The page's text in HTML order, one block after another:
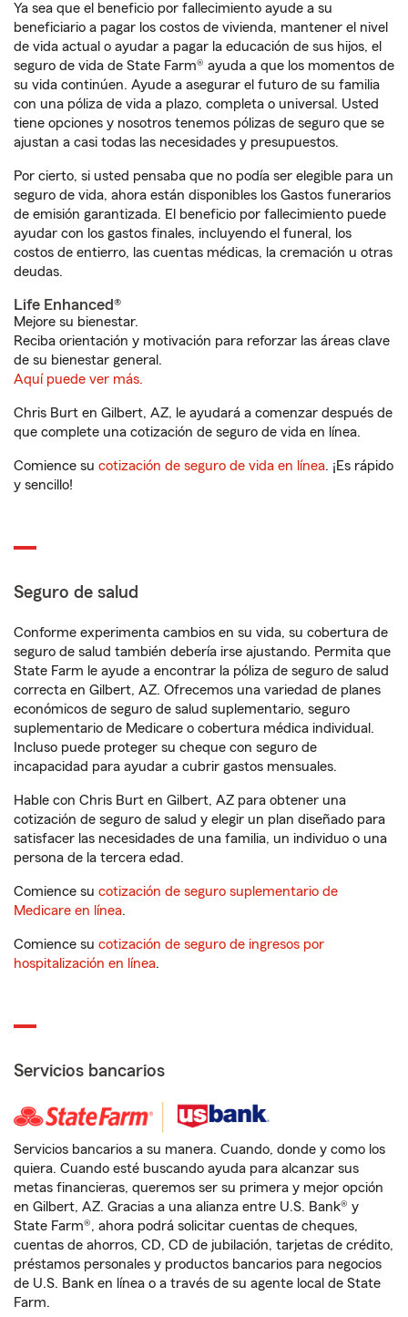
Ya sea que el beneficio por fallecimiento ayude a su
beneficiario a pagar los costos de vivienda, mantener el nivel
de vida actual o ayudar a pagar la educación de sus hijos, el
seguro de vida de State Farm® ayuda a que los momentos de
su vida continúen. Ayude a asegurar el futuro de su familia
con una póliza de vida a plazo, completa o universal. Usted
tiene opciones y nosotros tenemos pólizas de seguro que se
ajustan a casi todas las necesidades y presupuestos.
Por cierto, si usted pensaba que no podía ser elegible para un
seguro de vida, ahora están disponibles los Gastos funerarios
de emisión garantizada. El beneficio por fallecimiento puede
ayudar con los gastos finales, incluyendo el funeral, los
costos de entierro, las cuentas médicas, la cremación u otras
deudas.
Life Enhanced®
Mejore su bienestar.
Reciba orientación y motivación para reforzar las áreas clave
de su bienestar general.
Aquí puede ver más.
Chris Burt en Gilbert, AZ, le ayudará a comenzar después de
que complete una cotización de seguro de vida en línea.
Comience su cotización de seguro de vida en línea. ¡Es rápido
y sencillo!
Seguro de salud
Conforme experimenta cambios en su vida, su cobertura de
seguro de salud también debería irse ajustando. Permita que
State Farm le ayude a encontrar la póliza de seguro de salud
correcta en Gilbert, AZ. Ofrecemos una variedad de planes
económicos de seguro de salud suplementario, seguro
suplementario de Medicare o cobertura médica individual.
Incluso puede proteger su cheque con seguro de
incapacidad para ayudar a cubrir gastos mensuales.
Hable con Chris Burt en Gilbert, AZ para obtener una
cotización de seguro de salud y elegir un plan diseñado para
satisfacer las necesidades de una familia, un individuo o una
persona de la tercera edad.
Comience su cotización de seguro suplementario de
Medicare en línea.
Comience su cotización de seguro de ingresos por
hospitalización en línea.
Servicios bancarios
Servicios bancarios a su manera. Cuando, donde y como los
quiera. Cuando esté buscando ayuda para alcanzar sus
metas financieras, queremos ser su primera y mejor opción
en Gilbert, AZ. Gracias a una alianza entre U.S. Bank® y
State Farm®, ahora podrá solicitar cuentas de cheques,
cuentas de ahorros, CD, CD de jubilación, tarjetas de crédito,
préstamos personales y productos bancarios para negocios
de U.S. Bank en línea o a través de su agente local de State
Farm.